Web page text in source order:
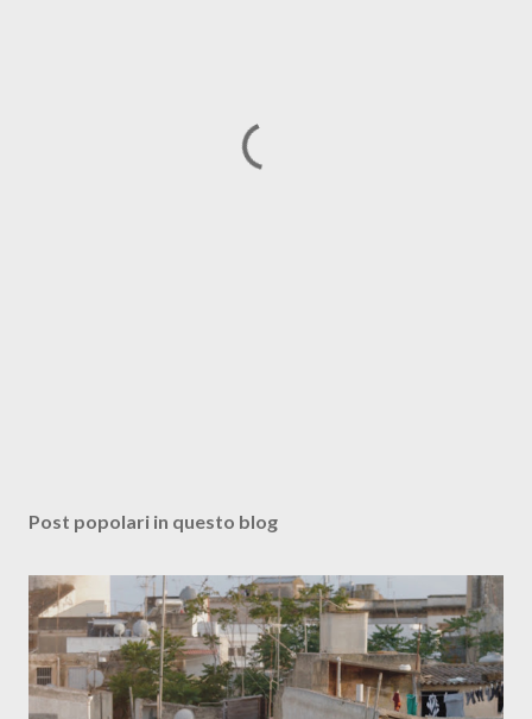
Post popolari in questo blog